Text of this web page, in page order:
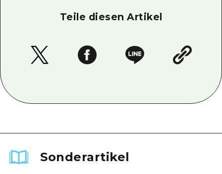
Teile diesen Artikel
Sonderartikel